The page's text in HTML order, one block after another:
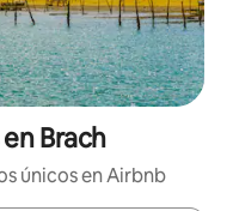
Brach
únicos en Airbnb